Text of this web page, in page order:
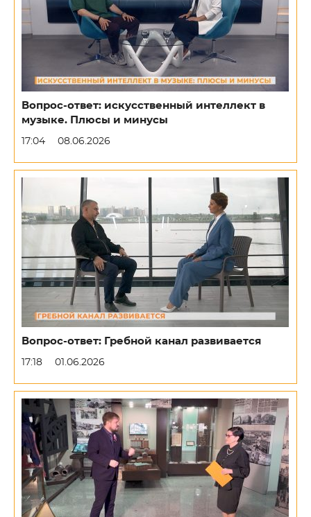
Вопрос-ответ: искусственный интеллект в
музыке. Плюсы и минусы
17:04 08.06.2026
Вопрос-ответ: Гребной канал развивается
17:18 01.06.2026